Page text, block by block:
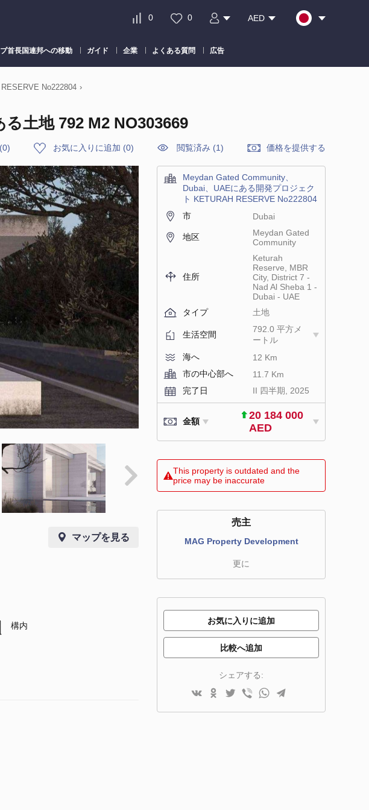
0 0 AED
首長国連邦への移動 ガイド 企業 よくある質問 広告
No222804 ›
土地 792 M2 NO303669
(0) お気に入りに追加 (0) 閲覧済み (1) 価格を提供する
マップを見る
構内
Meydan Gated Community、
Dubai、UAEにある開発プロジェク
ト KETURAH RESERVE No222804
市
Dubai
地区
Meydan Gated
Community
住所
Keturah
Reserve, MBR
City, District 7 -
Nad Al Sheba 1 -
Dubai - UAE
タイプ
土地
生活空間
792.0 平方メ
ートル
海へ
12 Km
市の中心部へ
11.7 Km
完了日
II 四半期, 2025
金額
20 184 000
AED
This property is outdated and the
price may be inaccurate
売主
MAG Property Development
更に
お気に入りに追加
比較へ追加
シェアする: